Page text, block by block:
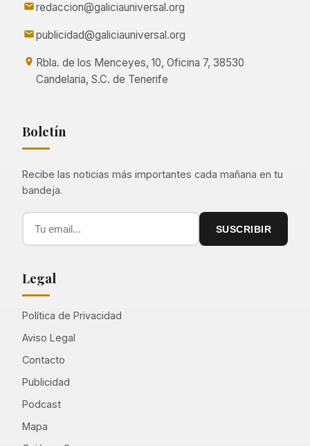
redaccion@galiciauniversal.org
publicidad@galiciauniversal.org
Rbla. de los Menceyes, 10, Oficina 7, 38530
Candelaria, S.C. de Tenerife
Boletín
Recibe las noticias más importantes cada mañana en tu
bandeja.
SUSCRIBIR
Legal
Política de Privacidad
Aviso Legal
Contacto
Publicidad
Podcast
Mapa